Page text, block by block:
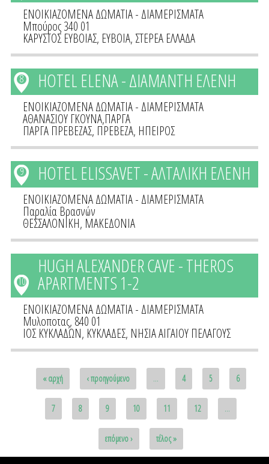
ΕΝΟΙΚΙΑΖΟΜΕΝΑ ΔΩΜΑΤΙΑ - ΔΙΑΜΕΡΙΣΜΑΤΑ
Μπούρος 340 01
ΚΑΡΥΣΤΟΣ ΕΥΒΟΙΑΣ, ΕΥΒΟΙΑ, ΣΤΕΡΕΑ ΕΛΛΑΔΑ
HOTEL ELENA - ΔΙΑΜΑΝΤΗ ΕΛΕΝΗ
8
ΕΝΟΙΚΙΑΖΟΜΕΝΑ ΔΩΜΑΤΙΑ - ΔΙΑΜΕΡΙΣΜΑΤΑ
ΑΘΑΝΑΣΙΟΥ ΓΚΟΥΝΑ,ΠΑΡΓΑ
ΠΑΡΓΑ ΠΡΕΒΕΖΑΣ, ΠΡΕΒΕΖΑ, ΗΠΕΙΡΟΣ
HOTEL ELISSAVET - ΑΛΤΑΛΙΚΗ ΕΛΕΝΗ
9
ΕΝΟΙΚΙΑΖΟΜΕΝΑ ΔΩΜΑΤΙΑ - ΔΙΑΜΕΡΙΣΜΑΤΑ
Παραλία Βρασνών
ΘΕΣΣΑΛΟΝΙΚΗ, ΜΑΚΕΔΟΝΙΑ
HUGH ALEXANDER CAVE - THEROS
APARTMENTS 1-2
10
ΕΝΟΙΚΙΑΖΟΜΕΝΑ ΔΩΜΑΤΙΑ - ΔΙΑΜΕΡΙΣΜΑΤΑ
Μυλοποτας, 840 01
ΙΟΣ ΚΥΚΛΑΔΩΝ, ΚΥΚΛΑΔΕΣ, ΝΗΣΙΑ ΑΙΓΑΙΟΥ ΠΕΛΑΓΟΥΣ
« αρχή ‹ προηγούμενο … 4 5 6
7 8 9 10 11 12 …
επόμενο › τέλος »